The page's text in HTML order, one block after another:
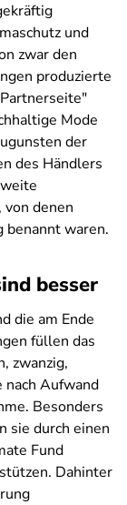
und
zwar den
produzierte
Mode
der
des Händlers
denen
benannt waren.
besser
die am Ende
füllen das
zwanzig,
nach Aufwand
Besonders
sie durch einen
Fund
Dahinter